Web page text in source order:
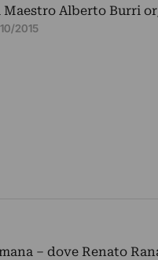
Alberto Burri
2015
– dove Renato